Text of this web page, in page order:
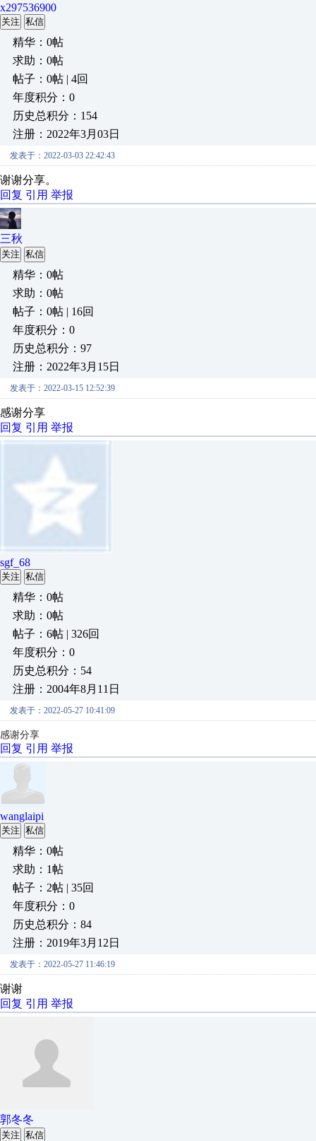
x297536900
关注 私信
精华：0帖
求助：0帖
帖子：0帖 | 4回
年度积分：0
历史总积分：154
注册：2022年3月03日
发表于：2022-03-03 22:42:43
谢谢分享。
回复 引用 举报
三秋
关注 私信
精华：0帖
求助：0帖
帖子：0帖 | 16回
年度积分：0
历史总积分：97
注册：2022年3月15日
发表于：2022-03-15 12:52:39
感谢分享
回复 引用 举报
sgf_68
关注 私信
精华：0帖
求助：0帖
帖子：6帖 | 326回
年度积分：0
历史总积分：54
注册：2004年8月11日
发表于：2022-05-27 10:41:09
感谢分享
回复 引用 举报
wanglaipi
关注 私信
精华：0帖
求助：1帖
帖子：2帖 | 35回
年度积分：0
历史总积分：84
注册：2019年3月12日
发表于：2022-05-27 11:46:19
谢谢
回复 引用 举报
郭冬冬
关注 私信